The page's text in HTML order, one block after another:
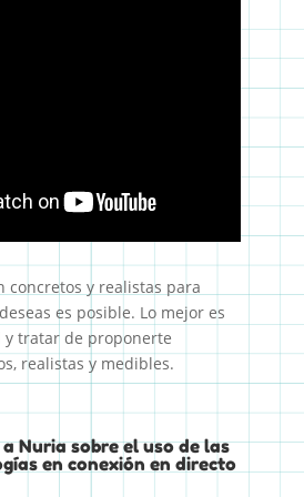
concretos y realistas para
es posible. Lo mejor es
y tratar de proponerte
realistas y medibles.
Nuria sobre el uso de las
en conexión en directo